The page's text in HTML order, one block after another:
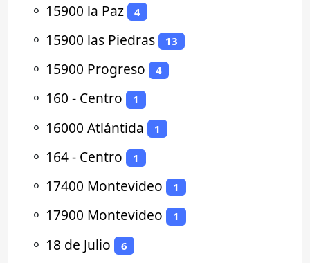
⚬ 15900 la Paz 4
⚬ 15900 las Piedras 13
⚬ 15900 Progreso 4
⚬ 160 - Centro 1
⚬ 16000 Atlántida 1
⚬ 164 - Centro 1
⚬ 17400 Montevideo 1
⚬ 17900 Montevideo 1
⚬ 18 de Julio 6